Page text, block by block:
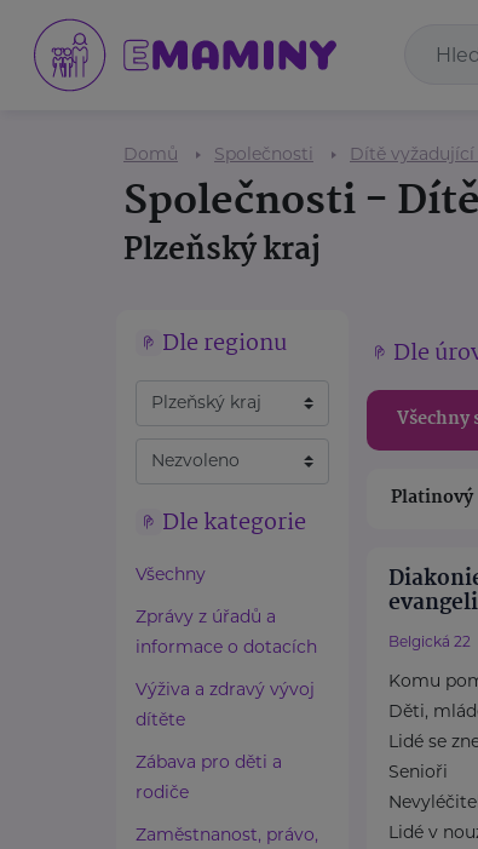
Domů Společnosti Dítě
Společnosti -
Plzeňský kraj
Dle regionu
Dle kategorie
Všechny
Zprávy z úřadů a
informace o dotacích
Výživa a zdravý vývoj
dítěte
Zábava pro děti a
rodiče
Zaměstnanost, právo,
Dle
Všechny
Platinový
Belgická 22
Komu
Děti,
Lidé se
Senioři
Lidé v